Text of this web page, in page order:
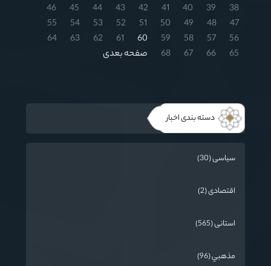
38
39
40
41
42
43
44
45
46
47
48
49
50
51
52
53
54
55
56
57
58
59
60
61
62
63
64
65
66
67
68 صفحه بعدی
دسته بندی اخبار
سیاسی (30)
اقتصادی (2)
استانی (565)
مذهبي (96)